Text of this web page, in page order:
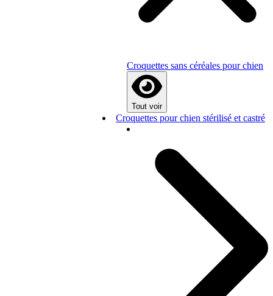
Croquettes sans céréales pour chien
Tout voir
Croquettes pour chien stérilisé et castré